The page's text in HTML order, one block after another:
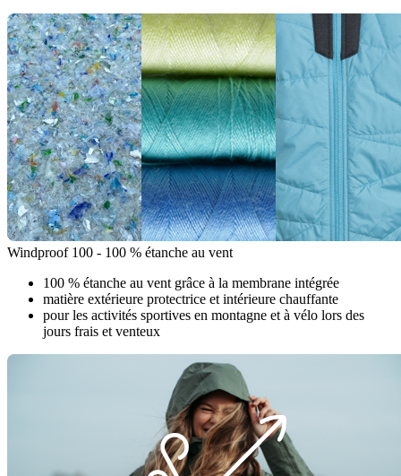
Windproof 100 - 100 % étanche au vent
100 % étanche au vent grâce à la membrane intégrée
matière extérieure protectrice et intérieure chauffante
pour les activités sportives en montagne et à vélo lors des
jours frais et venteux